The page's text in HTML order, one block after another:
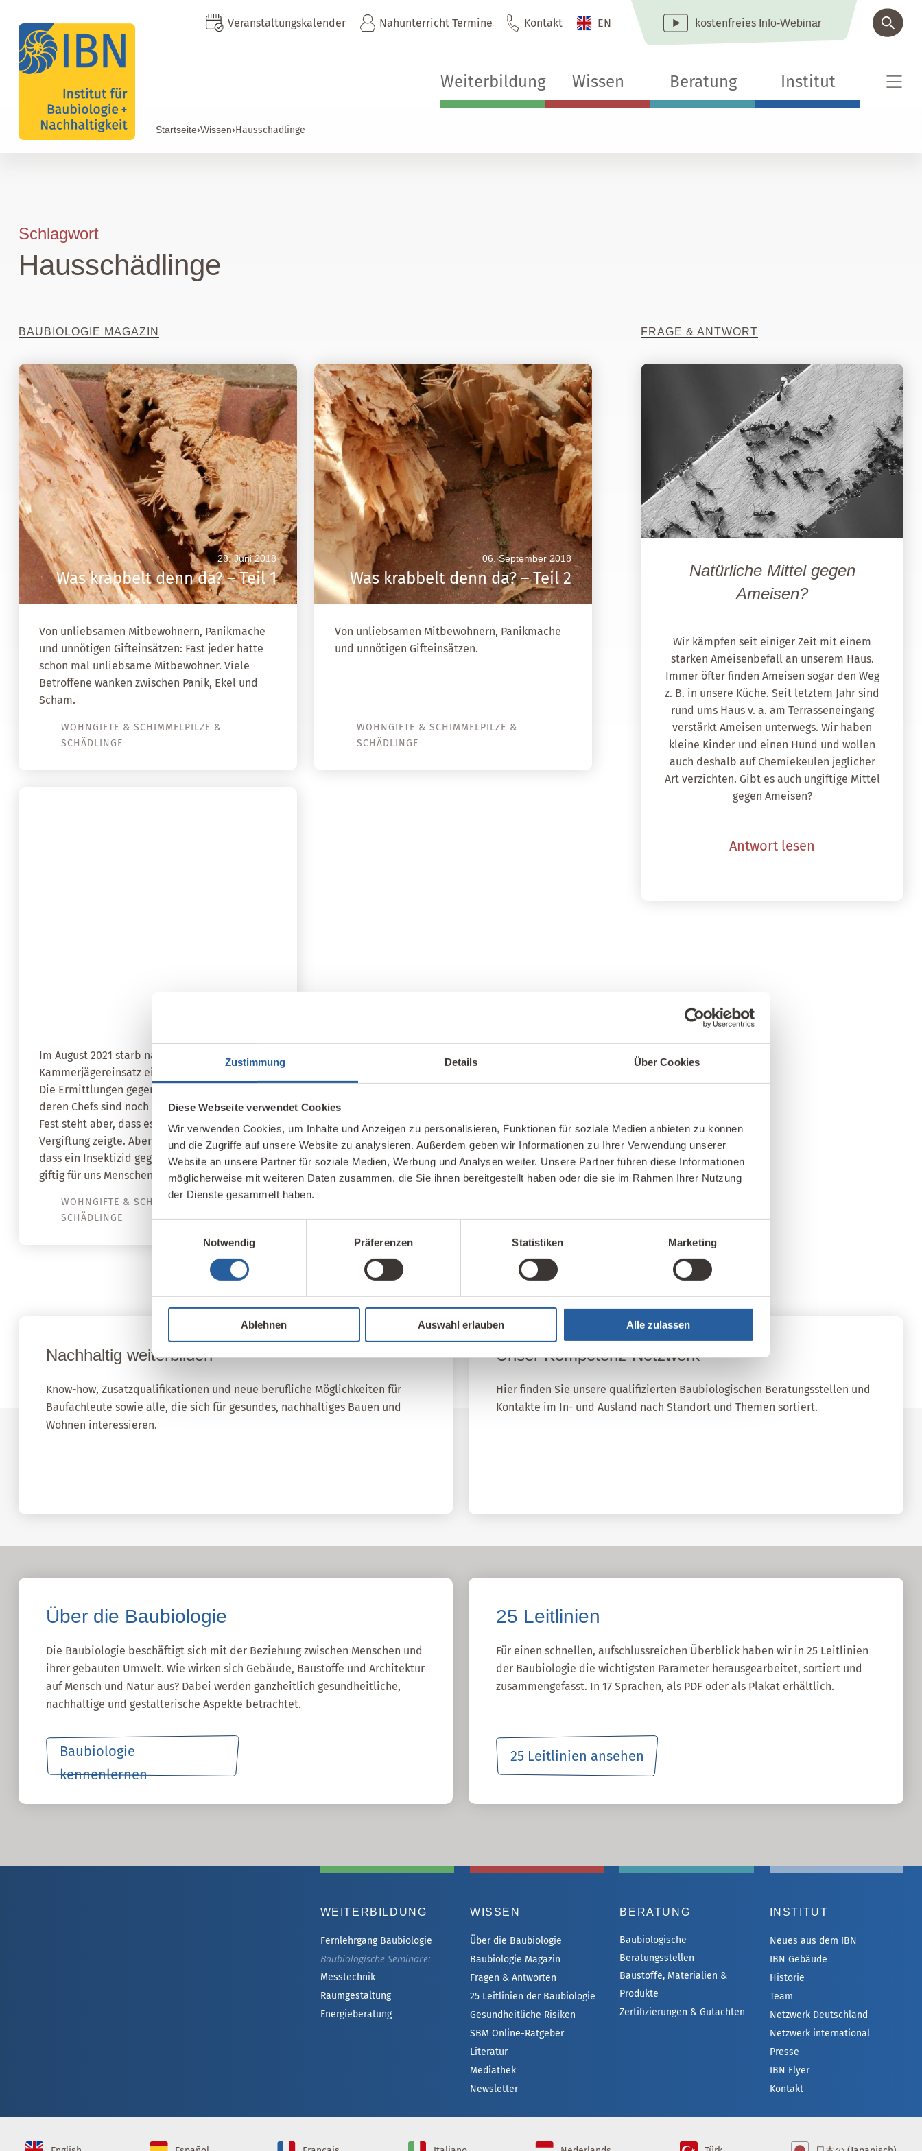
Zustimmung Details Über Cookies
Diese Webseite verwendet Cookies
Wir verwenden Cookies, um Inhalte und Anzeigen zu personalisieren, Funktionen für soziale Medien anbieten zu können
und die Zugriffe auf unsere Website zu analysieren. Außerdem geben wir Informationen zu Ihrer Verwendung unserer
Website an unsere Partner für soziale Medien, Werbung und Analysen weiter. Unsere Partner führen diese Informationen
möglicherweise mit weiteren Daten zusammen, die Sie ihnen bereitgestellt haben oder die sie im Rahmen Ihrer Nutzung
der Dienste gesammelt haben.
Notwendig
Präferenzen Statistiken Marketing
Ablehnen Auswahl erlauben Alle zulassen
Veranstaltungskalender Nahunterricht Termine Kontakt EN kostenfreies Info-Webinar
Weiterbildung Wissen Beratung Institut
Startseite›Wissen›Hausschädlinge
Schlagwort
Hausschädlinge
BAUBIOLOGIE MAGAZIN
28. Juni 2018
Was krabbelt denn da? – Teil 1
Von unliebsamen Mitbewohnern, Panikmache
und unnötigen Gifteinsätzen: Fast jeder hatte
schon mal unliebsame Mitbewohner. Viele
Betroffene wanken zwischen Panik, Ekel und
Scham.
WOHNGIFTE & SCHIMMELPILZE &
SCHÄDLINGE
06. September 2018
Was krabbelt denn da? – Teil 2
Von unliebsamen Mitbewohnern, Panikmache
und unnötigen Gifteinsätzen.
WOHNGIFTE & SCHIMMELPILZE &
SCHÄDLINGE
Im August 2021 starb nach einem
Kammerjägereinsatz ein 9 Monate altes Baby.
Die Ermittlungen gegen die Kammerjägerin und
deren Chefs sind noch nicht abgeschlossen.
Fest steht aber, dass es alle Anzeichen einer
Vergiftung zeigte. Aber kann es überhaupt sein,
dass ein Insektizid gegen Schädlinge auch
giftig für uns Menschen sowie Haustiere ist?
WOHNGIFTE & SCHIMMELPILZE &
SCHÄDLINGE
FRAGE & ANTWORT
Natürliche Mittel gegen
Ameisen?
Wir kämpfen seit einiger Zeit mit einem
starken Ameisenbefall an unserem Haus.
Immer öfter finden Ameisen sogar den Weg
z. B. in unsere Küche. Seit letztem Jahr sind
rund ums Haus v. a. am Terrasseneingang
verstärkt Ameisen unterwegs. Wir haben
kleine Kinder und einen Hund und wollen
auch deshalb auf Chemiekeulen jeglicher
Art verzichten. Gibt es auch ungiftige Mittel
gegen Ameisen?
Antwort lesen
Nachhaltig weiterbilden
Know-how, Zusatzqualifikationen und neue berufliche Möglichkeiten für
Baufachleute sowie alle, die sich für gesundes, nachhaltiges Bauen und
Wohnen interessieren.
Unser Kompetenz-Netzwerk
Hier finden Sie unsere qualifizierten Baubiologischen Beratungsstellen und
Kontakte im In- und Ausland nach Standort und Themen sortiert.
Über die Baubiologie
Die Baubiologie beschäftigt sich mit der Beziehung zwischen Menschen und
ihrer gebauten Umwelt. Wie wirken sich Gebäude, Baustoffe und Architektur
auf Mensch und Natur aus? Dabei werden ganzheitlich gesundheitliche,
nachhaltige und gestalterische Aspekte betrachtet.
Baubiologie
kennenlernen
25 Leitlinien
Für einen schnellen, aufschlussreichen Überblick haben wir in 25 Leitlinien
der Baubiologie die wichtigsten Parameter herausgearbeitet, sortiert und
zusammengefasst. In 17 Sprachen, als PDF oder als Plakat erhältlich.
25 Leitlinien ansehen
WEITERBILDUNG
Fernlehrgang Baubiologie
Baubiologische Seminare:
Messtechnik
Raumgestaltung
Energieberatung
WISSEN
Über die Baubiologie
Baubiologie Magazin
Fragen & Antworten
25 Leitlinien der Baubiologie
Gesundheitliche Risiken
SBM Online-Ratgeber
Literatur
Mediathek
Newsletter
BERATUNG
Baubiologische
Beratungsstellen
Baustoffe, Materialien &
Produkte
Zertifizierungen & Gutachten
INSTITUT
Neues aus dem IBN
IBN Gebäude
Historie
Team
Netzwerk Deutschland
Netzwerk international
Presse
IBN Flyer
Kontakt